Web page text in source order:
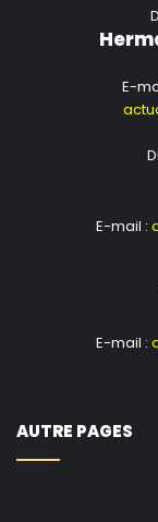
E-
E-mail :
E-mail :
AUTRE PAGES